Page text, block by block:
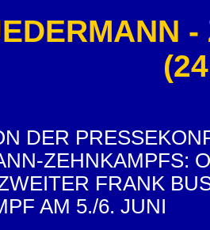
-
DER
ZEHNKAMPFS:
FRANK
AM 5./6. JUNI